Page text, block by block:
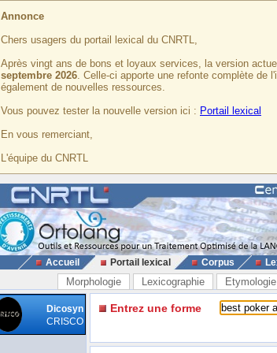
Annonce
Chers usagers du portail lexical du CNRTL,
Après vingt ans de bons et loyaux services, la version
septembre 2026. Celle-ci apporte une refonte complète de
également de nouvelles ressources.
Vous pouvez tester la nouvelle version ici : Portail lexical
En vous remerciant,
L'équipe du CNRTL
Accueil Portail lexical Corpus
Morphologie Lexicographie Etymologie
Dicosyn
CRISCO
Entrez une forme